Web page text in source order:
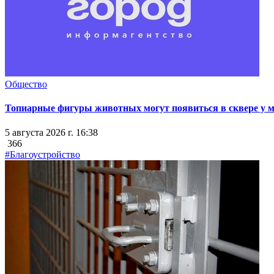
Общество
Топиарные фигуры животных могут появиться в сквере у
5 августа 2026 г. 16:38
366
#Благоустройство